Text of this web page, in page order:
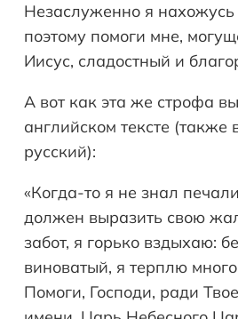
Незаслуженно я нахожусь
поэтому помоги мне,
Иисус, сладостный и
А вот как эта же строфа
английском тексте (также
русский):
«Когда-то я не знал
должен выразить свою
забот, я горько вздыхаю:
виноватый, я терплю много
Помоги, Господи, ради